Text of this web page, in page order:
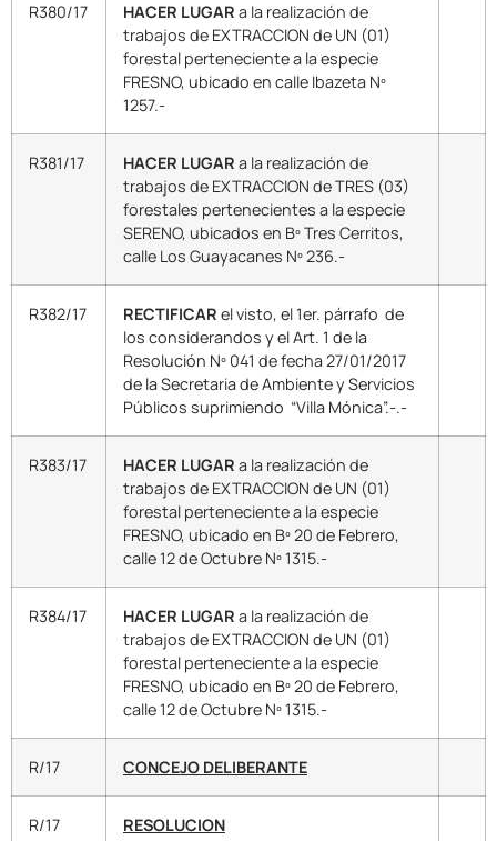
R380/17 HACER LUGAR a la realización de
trabajos de EXTRACCION de UN (01)
forestal perteneciente a la especie
FRESNO, ubicado en calle Ibazeta Nº
1257.-
R381/17 HACER LUGAR a la realización de
trabajos de EXTRACCION de TRES (03)
forestales pertenecientes a la especie
SERENO, ubicados en Bº Tres Cerritos,
calle Los Guayacanes Nº 236.-
R382/17 RECTIFICAR el visto, el 1er. párrafo de
los considerandos y el Art. 1 de la
Resolución Nº 041 de fecha 27/01/2017
de la Secretaria de Ambiente y Servicios
Públicos suprimiendo “Villa Mónica”.-.-
R383/17 HACER LUGAR a la realización de
trabajos de EXTRACCION de UN (01)
forestal perteneciente a la especie
FRESNO, ubicado en Bº 20 de Febrero,
calle 12 de Octubre Nº 1315.-
R384/17 HACER LUGAR a la realización de
trabajos de EXTRACCION de UN (01)
forestal perteneciente a la especie
FRESNO, ubicado en Bº 20 de Febrero,
calle 12 de Octubre Nº 1315.-
R/17 CONCEJO DELIBERANTE
R/17 RESOLUCION